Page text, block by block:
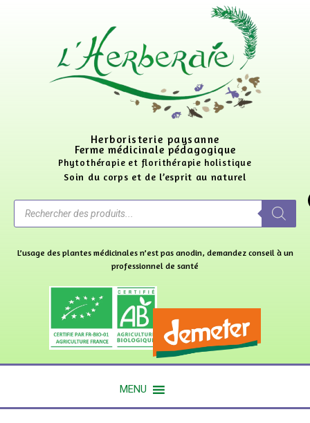
Herboristerie paysanne
Ferme médicinale pédagogique
Phytothérapie et florithérapie holistique
Soin du corps et de l’esprit au naturel
L’usage des plantes médicinales n’est pas anodin, demandez conseil à un
professionnel de santé
MENU